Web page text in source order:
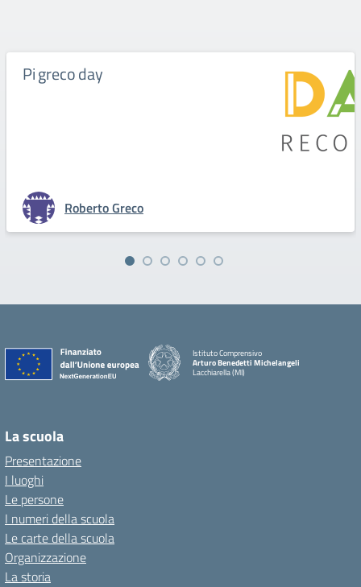
Pi greco day
Roberto Greco
Istituto Comprensivo
Arturo Benedetti Michelangeli
Lacchiarella (MI)
La scuola
Presentazione
I luoghi
Le persone
I numeri della scuola
Le carte della scuola
Organizzazione
La storia